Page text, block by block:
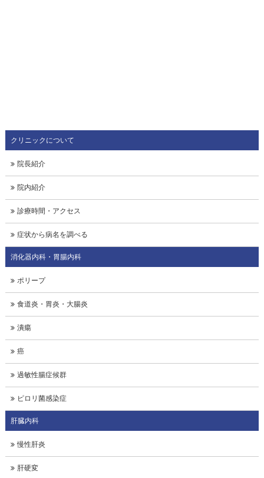
クリニックについて
院長紹介
院内紹介
診療時間・アクセス
症状から病名を調べる
消化器内科・胃腸内科
ポリープ
食道炎・胃炎・大腸炎
潰瘍
癌
過敏性腸症候群
ピロリ菌感染症
肝臓内科
慢性肝炎
肝硬変